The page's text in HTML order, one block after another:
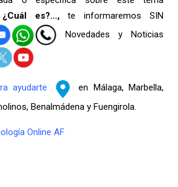
¿Cuál es?…,te informaremos SIN
Novedades y Noticias
ayudarte
en Málaga, Marbella,
Benalmádena y Fuengirola.
Online AF